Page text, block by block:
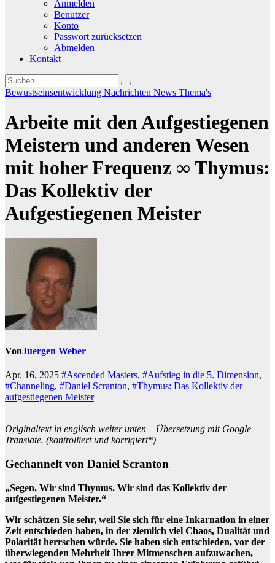
Anmelden
Benutzer
Konto
Passwort zurücksetzen
Abmelden
Kontakt
Bewustseinsentwicklung Nachrichten News Thema's
Arbeite mit den Aufgestiegenen
Meistern und anderen Wesen
mit hoher Frequenz ∞ Thymus:
Das Kollektiv der
Aufgestiegenen Meister
VonJuergen Weber
Apr. 16, 2025 #Ascended Masters, #Aufstieg in die 5. Dimension,
#Channeling, #Daniel Scranton, #Thymus: Das Kollektiv der
aufgestiegenen Meister
Originaltext in englisch weiter unten – Übersetzung mit Google
Translate. (kontrolliert und korrigiert*)
Gechannelt von Daniel Scranton
„Segen. Wir sind Thymus. Wir sind das Kollektiv der
aufgestiegenen Meister.“
Wir schätzen Sie sehr, weil Sie sich für eine Inkarnation in einer
Zeit entschieden haben, in der ziemlich viel Chaos, Dualität und
Polarität herrschen würde. Sie haben sich entschieden, vor der
überwiegenden Mehrheit Ihrer Mitmenschen aufzuwachen,